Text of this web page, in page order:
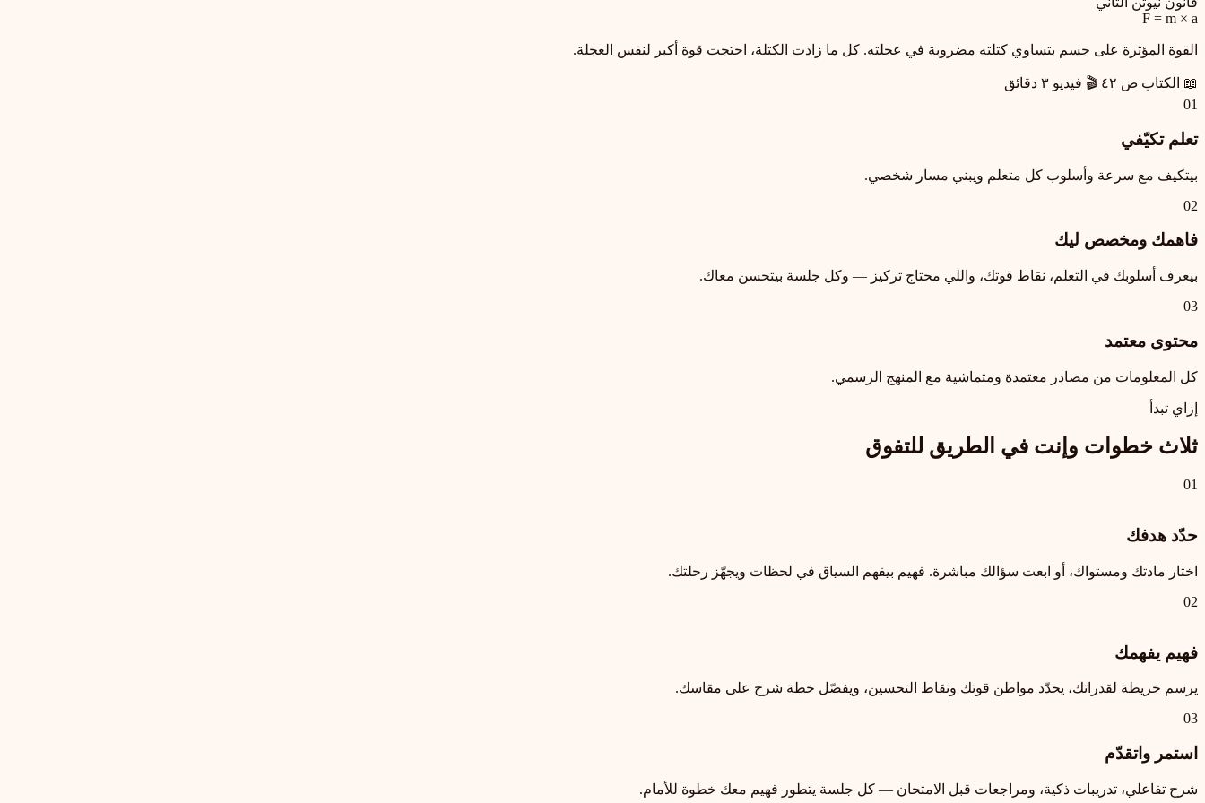
F = m × a
القوة المؤثرة على جسم بتساوي كتلته مضروبة في عجلته. كل ما زادت الكتلة، احتجت قوة أكبر لنفس العجلة.
📖 الكتاب ص ٤٢
🎬 فيديو ٣ دقائق
01
تعلم تكيّفي
بيتكيف مع سرعة وأسلوب كل متعلم ويبني مسار شخصي.
02
فاهمك ومخصص ليك
بيعرف أسلوبك في التعلم، نقاط قوتك، واللي محتاج تركيز — وكل جلسة بيتحسن معاك.
03
محتوى معتمد
كل المعلومات من مصادر معتمدة ومتماشية مع المنهج الرسمي.
إزاي تبدأ
ثلاث خطوات وإنت في الطريق للتفوق
01
حدّد هدفك
اختار مادتك ومستواك، أو ابعت سؤالك مباشرة. فهيم بيفهم السياق في لحظات ويجهّز رحلتك.
02
فهيم يفهمك
يرسم خريطة لقدراتك، يحدّد مواطن قوتك ونقاط التحسين، ويفصّل خطة شرح على مقاسك.
03
استمر واتقدّم
شرح تفاعلي، تدريبات ذكية، ومراجعات قبل الامتحان — كل جلسة يتطور فهيم معك خطوة للأمام.